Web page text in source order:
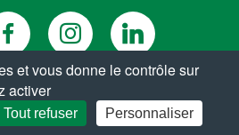
Tous droits réservés.
et vous donne le contrôle sur
activer
Tout refuser Personnaliser